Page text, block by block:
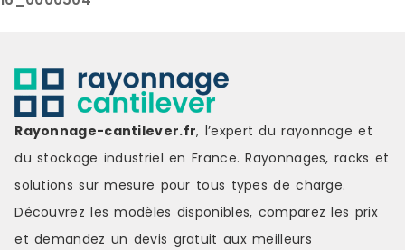
ouvrés
Rayonnage-cantilever.fr, l’expert du rayonnage et
du stockage industriel en France. Rayonnages, racks et
solutions sur mesure pour tous types de charge.
Découvrez les modèles disponibles, comparez les prix
et demandez un devis gratuit aux meilleurs